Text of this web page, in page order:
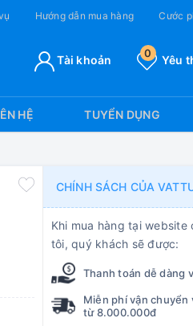
Hướng dẫn mua hàng Cước
Yêu
0
Tài khoản
HỆ TUYỂN DỤNG
CHÍNH SÁCH CỦA
Khi mua hàng tại website
tôi, quý khách sẽ được:
Thanh toán dễ dàng
Miễn phí vận chuyển
từ 8.000.000đ